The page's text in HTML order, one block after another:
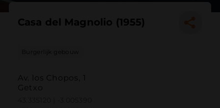
Casa del Magnolio (1955)
Burgerlijk gebouw
Av. los Chopos, 1
Getxo